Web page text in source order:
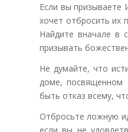
Если вы призываете
хочет отбросить их
Найдите вначале в
призывать
Не думайте, что
доме, посвященном
быть отказ всему,
Отбросьте ложную
если вы не